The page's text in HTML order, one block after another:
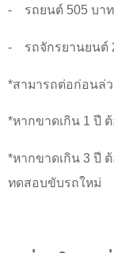
- รถยนต์ 505 บาท
- รถจักรยานยนต์
*สามารถต่อก่อนล่
*หากขาดเกิน 1 ปี
*หากขาดเกิน 3 ปี
ทดสอบขับรถใหม่